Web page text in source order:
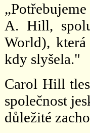
A. Hill,
World),
kdy slyšela."
Carol Hill
společnost
důležité